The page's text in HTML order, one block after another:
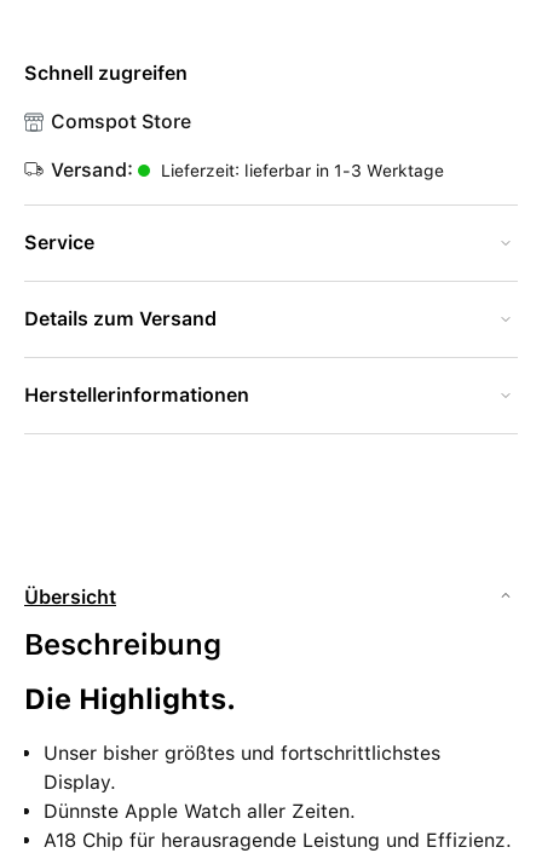
Schnell zugreifen
Comspot Store
Versand: Lieferzeit: lieferbar in 1-3 Werktage
Service
Details zum Versand
Herstellerinformationen
Übersicht
Beschreibung
Die Highlights.
Unser bisher größtes und fortschrittlichstes
Display.
Dünnste Apple Watch aller Zeiten.
A18 Chip für herausragende Leistung und Effizienz.